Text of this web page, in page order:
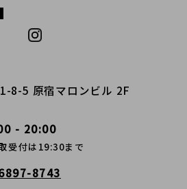
8-5 原宿マロンビル 2F
- 20:00
受付は19:30まで
8743